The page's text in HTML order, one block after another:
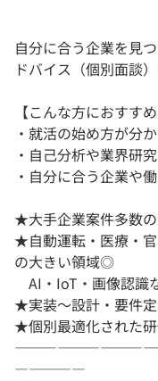
自分に合う企業を見
ドバイス（個別面談）
【こんな方におすすめ
・就活の始め方が分
・自己分析や業界研
・自分に合う企業や
★大手企業案件多数
★自動運転・医療・
の大きい領域◎
AI・IoT・画像認識
★実装〜設計・要件
★個別最適化された
―――――